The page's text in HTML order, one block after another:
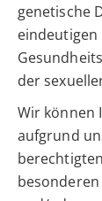
genetische
der
Wir können
aufgrund